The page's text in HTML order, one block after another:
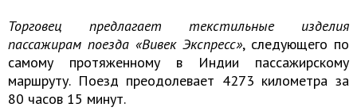
Торговец предлагает текстильные изделия
пассажирам поезда «Вивек Экспресс», следующего по
самому протяженному в Индии пассажирскому
маршруту. Поезд преодолевает 4273 километра за
80 часов 15 минут.